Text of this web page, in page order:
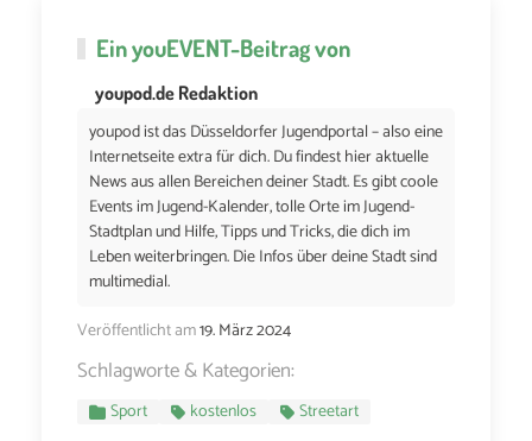
EinyouEVENT-Beitrag von
youpod.de Redaktion
youpod ist das Düsseldorfer Jugendportal – also eine
Internetseite extra für dich. Du findest hier aktuelle
News aus allen Bereichen deiner Stadt. Es gibt coole
Events im Jugend-Kalender, tolle Orte im Jugend-
Stadtplan und Hilfe, Tipps und Tricks, die dich im
Leben weiterbringen. Die Infos über deine Stadt sind
multimedial.
Veröffentlicht am19. März 2024
Schlagworte & Kategorien:
Sport kostenlos Streetart